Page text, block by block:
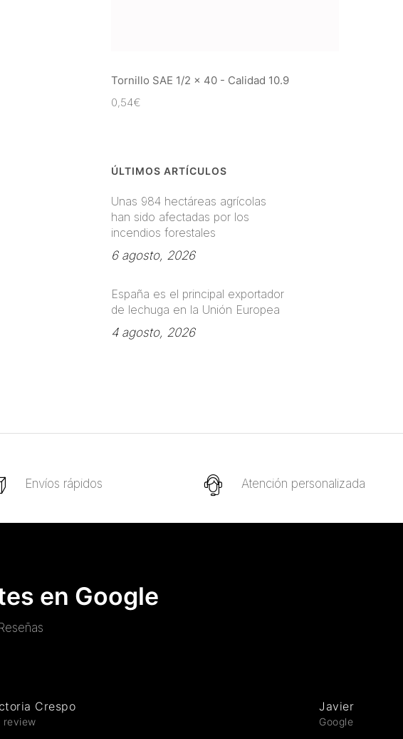
Tornillo SAE 1/2 x 40 - Calidad 10.9
0,54€
ÚLTIMOS ARTÍCULOS
Unas 984 hectáreas agrícolas
han sido afectadas por los
incendios forestales
6 agosto, 2026
España es el principal exportador
de lechuga en la Unión Europea
4 agosto, 2026
Envíos rápidos Atención personalizada
en Google
Crespo
review
Javier
Google review